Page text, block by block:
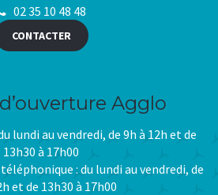
02 35 10 48 48
CONTACTER
Agglo
lundi au vendredi, de 9h à 12h et de
13h30 à 17h00
: du lundi au vendredi, de
et de 13h30 à 17h00